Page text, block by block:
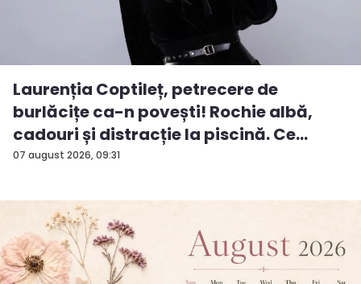
07 august 2026, 09:31
Laurenția Coptileț, petrecere de
burlăcițe ca-n povești! Rochie albă,
cadouri și distracție la piscină. Ce
surp...